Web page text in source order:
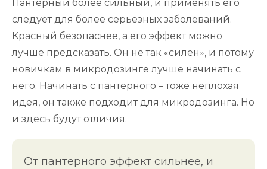
Пантерный более сильный, и применять его
следует для более серьезных заболеваний.
Красный безопаснее, а его эффект можно
лучше предсказать. Он не так «силен», и потому
новичкам в микродозинге лучше начинать с
него. Начинать с пантерного – тоже неплохая
идея, он также подходит для микродозинга. Но
и здесь будут отличия.
От пантерного эффект сильнее, и